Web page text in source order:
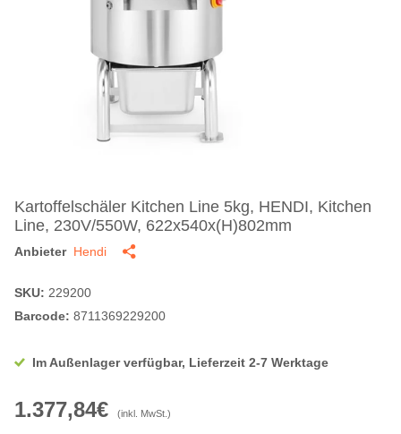
Kartoffelschäler Kitchen Line 5kg, HENDI, Kitchen
Line, 230V/550W, 622x540x(H)802mm
Anbieter Hendi
SKU: 229200
Barcode: 8711369229200
Im Außenlager verfügbar, Lieferzeit 2-7 Werktage
1.377,84€ (inkl. MwSt.)